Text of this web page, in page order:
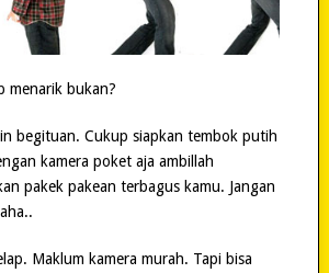
menarik bukan?
begituan. Cukup siapkan tembok putih
kamera poket aja ambillah
pakek pakean terbagus kamu. Jangan
Maklum kamera murah. Tapi bisa